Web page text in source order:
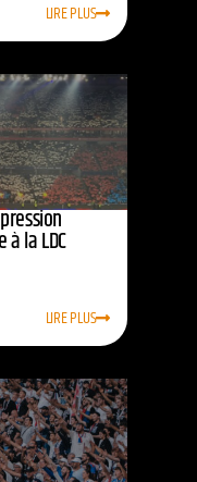
LIRE PLUS
la LDC
LIRE PLUS